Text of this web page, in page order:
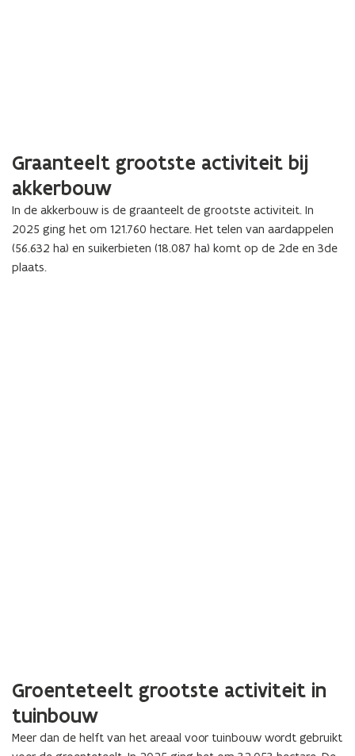
Graanteelt grootste activiteit bij
akkerbouw
In de akkerbouw is de graanteelt de grootste activiteit. In
2025 ging het om 121.760 hectare. Het telen van aardappelen
(56.632 ha) en suikerbieten (18.087 ha) komt op de 2de en 3de
plaats.
Groenteteelt grootste activiteit in
tuinbouw
Meer dan de helft van het areaal voor tuinbouw wordt gebruikt